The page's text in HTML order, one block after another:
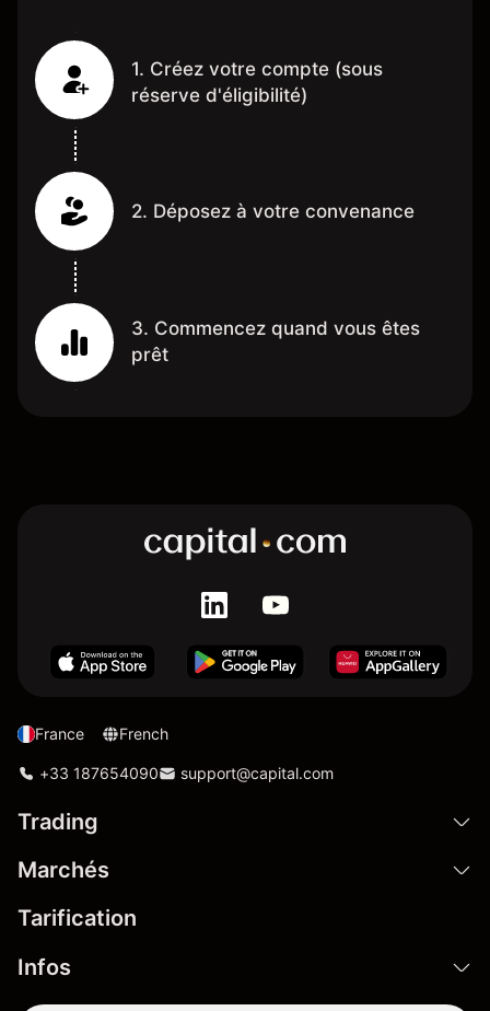
1. Créez votre compte (sous
réserve d'éligibilité)
2. Déposez à votre convenance
3. Commencez quand vous êtes
prêt
France French
+33 187654090 support@capital.com
Trading
Marchés
Tarification
Infos